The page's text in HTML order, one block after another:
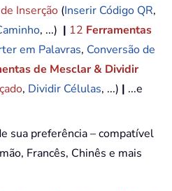
de Inserção (Inserir Código QR,
, ...) | 12 Ferramentas
em Palavras, Conversão de
de Mesclar & Dividir
, Dividir Células, ...) | ...e
sua preferência – compatível
Francês, Chinês e mais